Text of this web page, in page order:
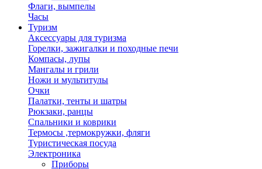
Флаги, вымпелы
Часы
Туризм
Аксессуары для туризма
Горелки, зажигалки и походные печи
Компасы, лупы
Мангалы и грили
Ножи и мультитулы
Очки
Палатки, тенты и шатры
Рюкзаки, ранцы
Спальники и коврики
Термосы ,термокружки, фляги
Туристическая посуда
Электроника
Приборы